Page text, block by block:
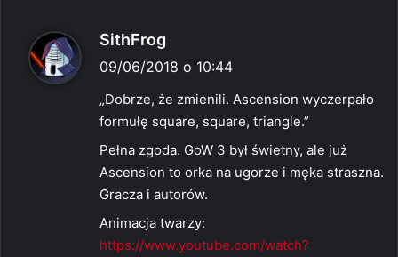
SithFrog
i
09/06/2018 o 10:44
„Dobrze, że zmienili. Ascension wyczerpało
formułę square, square, triangle.”
Pełna zgoda. GoW 3 był świetny, ale już
Ascension to orka na ugorze i męka straszna.
Gracza i autorów.
Animacja twarzy:
https://www.youtube.com/watch?